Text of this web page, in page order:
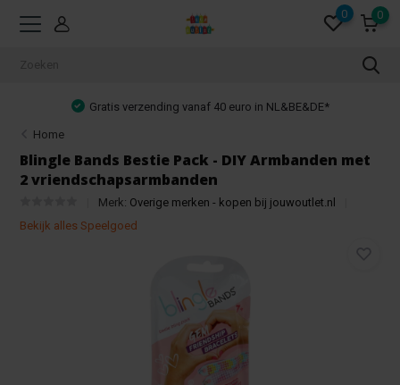
0 0
Gratis verzending vanaf 40 euro in NL&BE&DE*
Home
Blingle Bands Bestie Pack - DIY Armbanden met
2 vriendschapsarmbanden
Merk: Overige merken - kopen bij jouwoutlet.nl
Bekijk alles Speelgoed